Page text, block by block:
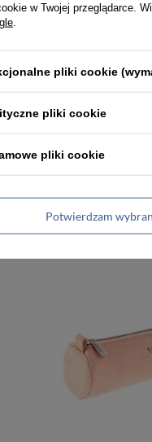
Duży
w Twojej przeglądarce.
pliki cookie
pliki cookie
pliki cookie
Potwierdzam